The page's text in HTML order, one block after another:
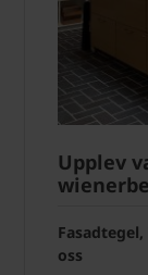
Upplev
oss